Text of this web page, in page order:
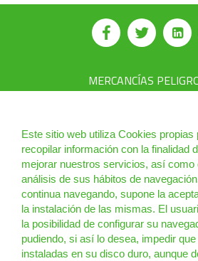
Este sitio web utiliza Cookies propias
recopilar información con la finalidad
mejorar nuestros servicios, así como
análisis de sus hábitos de
continua navegando, supone la
la instalación de las mismas. El
la posibilidad de configurar su
pudiendo, si así lo desea, impedir
instaladas en su disco duro, aunque
MERCANCÍAS
PRODUCTOS
CURSOS
NOTICIAS
¿QUIÉNES SOMOS?
CONTACTO